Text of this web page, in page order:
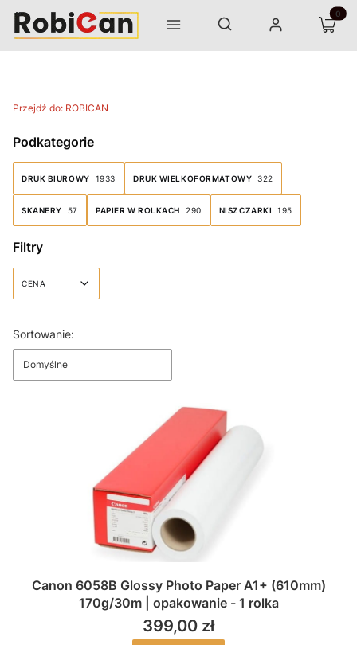
Menu Otwórz wyszukiwarkę
Szukaj Zaloguj się Koszyk
Przejdź do: ROBICAN
Podkategorie
DRUK BIUROWY 1933 DRUK WIELKOFORMATOWY 322
SKANERY 57 PAPIER W ROLKACH 290 NISZCZARKI 195
Filtry
CENA
Lista produktów
Sortowanie:
Domyślne
Canon 6058B Glossy Photo Paper A1+ (610mm)
170g/30m | opakowanie - 1 rolka
399,00 zł